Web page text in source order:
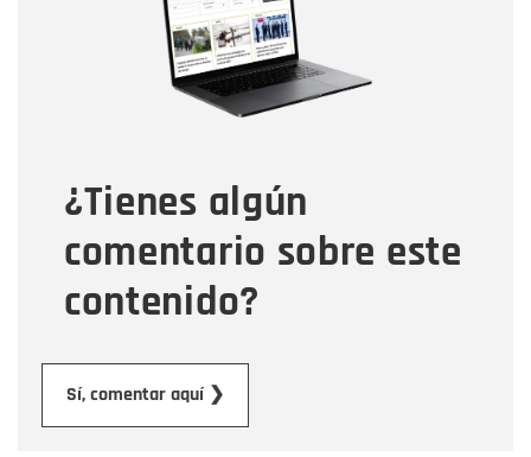
¿Tienes algún
comentario sobre este
contenido?
Sí, comentar aquí ❯
Correo electrónico
Tipo de comentario
Mensaje